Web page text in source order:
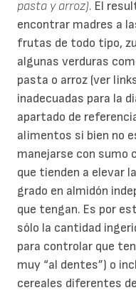
pasta y arroz). El
encontrar madres a
frutas de todo tipo,
algunas verduras
pasta o arroz (ver
inadecuadas para la
apartado de
alimentos si bien no
manejarse con sumo
que tienden a elevar
grado en almidón
que tengan. Es por
sólo la cantidad
para controlar que
muy “al dentes”) o
cereales diferentes